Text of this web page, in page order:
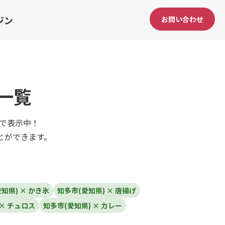
ン お問い合わせ
覧
表示中！
できます。
県) × かき氷
知多市(愛知県) × 唐揚げ
チュロス
知多市(愛知県) × カレー